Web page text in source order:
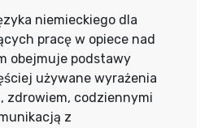
niemieckiego dla
pracę w opiece nad
obejmuje podstawy
używane wyrażenia
zdrowiem, codziennymi
z